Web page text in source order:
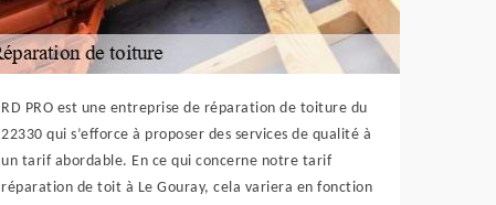
RD PRO est une entreprise de réparation de toiture du
22330 qui s’efforce à proposer des services de qualité à
un tarif abordable. En ce qui concerne notre tarif
réparation de toit à Le Gouray, cela variera en fonction